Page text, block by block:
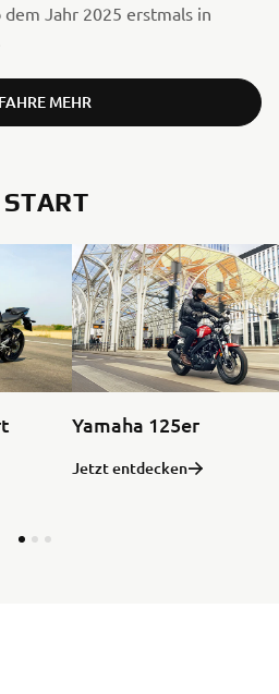
Jahr 2025 erstmals in
MEHR
Yamaha 125er
Jetzt entdecken